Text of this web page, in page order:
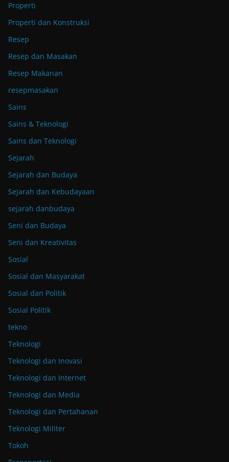
Properti
Properti dan Konstruksi
Resep
Resep dan Masakan
Resep Makanan
resepmasakan
Sains
Sains & Teknologi
Sains dan Teknologi
Sejarah
Sejarah dan Budaya
Sejarah dan Kebudayaan
sejarah danbudaya
Seni dan Budaya
Seni dan Kreativitas
Sosial
Sosial dan Masyarakat
Sosial dan Politik
Sosial Politik
tekno
Teknologi
Teknologi dan Inovasi
Teknologi dan Internet
Teknologi dan Media
Teknologi dan Pertahanan
Teknologi Militer
Tokoh